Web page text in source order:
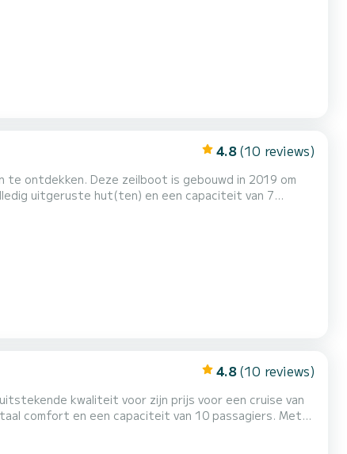
4.8 (10 reviews)
te ontdekken. Deze zeilboot is gebouwd in 2019 om
om een uitzonderlijke vakantie op het water door te
4.8 (10 reviews)
kwaliteit voor zijn prijs voor een cruise van
doorbrengen van buitengewone vakanties op de